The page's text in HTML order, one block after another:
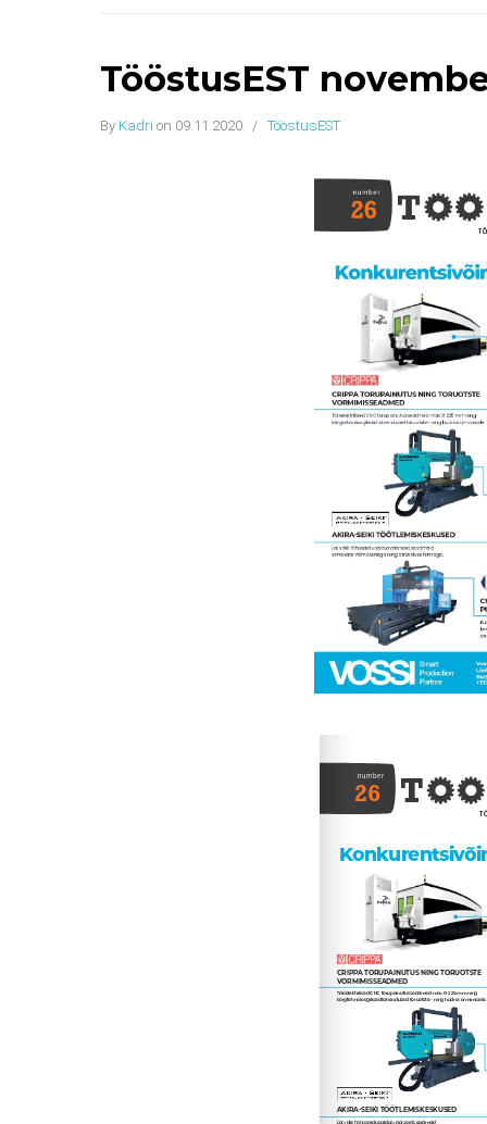
TööstusEST
By Kadri on 09.11.2020 / TööstusEST